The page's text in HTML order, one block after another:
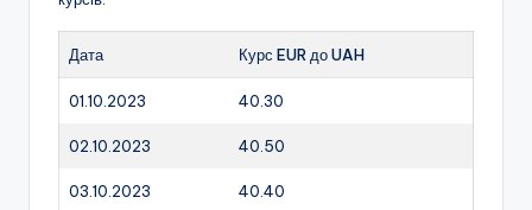
Дата Курс EUR до UAH
01.10.2023 40.30
02.10.2023 40.50
03.10.2023 40.40